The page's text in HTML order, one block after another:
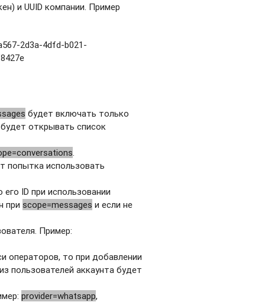
и UUID компании. Пример
2d3a-4dfd-b021-
будет включать только
будет открывать список
попытка использовать
ID при использовании
при scope=messages и если не
Пример:
операторов, то при добавлении
пользователей аккаунта будет
provider=whatsapp,